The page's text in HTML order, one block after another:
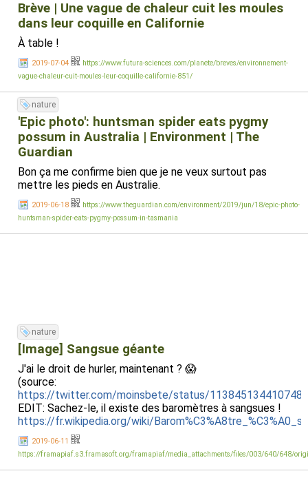
Brève | Une vague de chaleur cuit les moules
dans leur coquille en Californie
À table !
2019-07-04
https://www.futura-sciences.com/planete/breves/environnement-
vague-chaleur-cuit-moules-leur-coquille-californie-851/
nature
'Epic photo': huntsman spider eats pygmy
possum in Australia | Environment | The
Guardian
Bon ça me confirme bien que je ne veux surtout pas
mettre les pieds en Australie.
2019-06-18
https://www.theguardian.com/environment/2019/jun/18/epic-photo-
huntsman-spider-eats-pygmy-possum-in-tasmania
nature
[Image] Sangsue géante
J'ai le droit de hurler, maintenant ? 😱
(source:
https://twitter.com/moinsbete/status/
EDIT: Sachez-le, il existe des baromètres à sangsues !
https://fr.wikipedia.org/wiki/
2019-06-11
https://framapiaf.s3.framasoft.org/framapiaf/media_attachments/files/003/640/648/